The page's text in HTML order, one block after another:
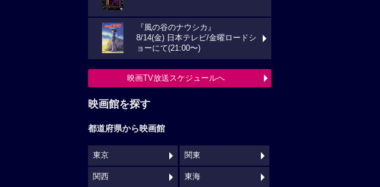
『風の谷のナウシカ』
8/14(金) 日本テレビ/金曜ロードシ
ョーにて(21:00〜)
映画TV放送スケジュールへ
映画館を探す
都道府県から映画館
東京 関東
関西 東海